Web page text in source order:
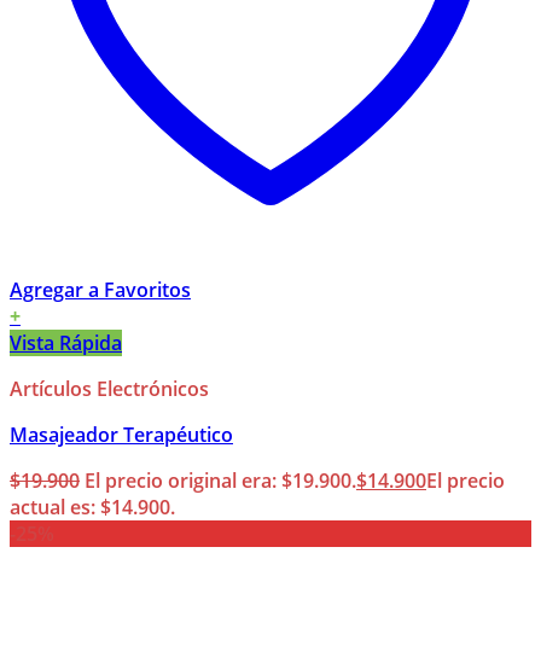
Agregar a Favoritos
+
Vista Rápida
Artículos Electrónicos
Masajeador Terapéutico
$19.900 El precio original era: $19.900.$14.900El precio
actual es: $14.900.